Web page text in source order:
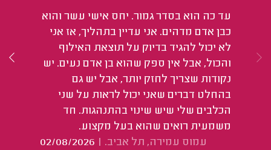
עד כה הוא בסדר גמור. יחס אישי עשר והוא
כבן אדם מדהים. אני עדיין בתהליך, אז אני
לא יכול להגיד בדיוק על תוצאת האילוף
והכול, אבל אין ספק שהוא בן אדם נעים. יש
נקודות שצריך לחזק יותר, אבל יש גם
בהחלט דברים שאני יכול לראות על שני
הכלבים שלי שיש שינוי בהתנהגות. חד
משמעית רואים שהוא בעל מקצוע.
עמוס עמירה, תל אביב. |
02/08/2026